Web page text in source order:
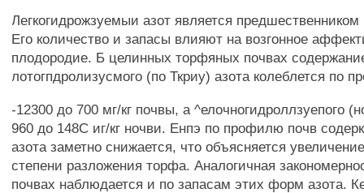
Легкогидрожзуемыи азот является
Его количество и запасы влияют на возгонное
плодородие. Б целинных торфяных почвах
лотогпдролизусмого (по Ткриу) азота колеблется по
-12300 до 700 мг/кг почвы, а ^елочногидроллзуепого
960 до 148С иг/кг ночви. Енпэ по профилю почв
азота заметно снижается, что объясняется
степени разложения торфа. Аналогичная
почвах наблюдается и по запасам этих форм азота.